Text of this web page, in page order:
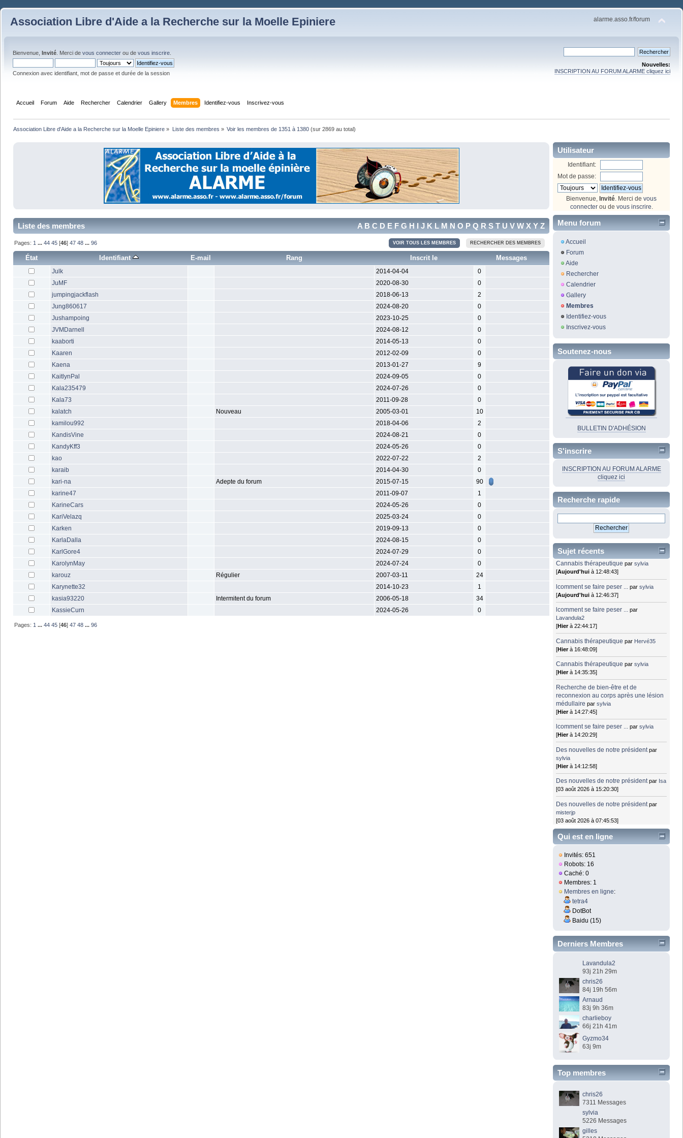
Association Libre d'Aide a la Recherche sur la Moelle Epiniere alarme.asso.fr/forum
Bienvenue, Invité . Merci de vous connecter ou de vous inscrire
Connexion avec identifiant, mot de passe et durée de la session
Nouvelles:
INSCRIPTION AU FORUM ALARME cliquez ici
Accueil Forum Aide Rechercher Calendrier Gallery Membres Identifiez-vous Inscrivez-vous
Association Libre d'Aide a la Recherche sur la Moelle Epiniere » Liste des membres » Voir les membres de 1351 à 1380(sur 2869 au total)
Liste des membres A B C D E F G H I J K L M N O P Q R S T U V W X Y Z
VOIR TOUS LES MEMBRES RECHERCHER DES MEMBRES
Pages: 1 ...44 45 [46]47 48 ...96
État Identifiant E-mail Rang Inscrit le Messages
Julk 2014-04-04
0
JuMF
2020-08-30
0
jumpingjackflash
2018-06-13
2
Jung860617
2024-08-20
0
Jushampoing
2023-10-25
0
JVMDarnell
2024-08-12
0
kaaborti
2014-05-13
0
Kaaren
2012-02-09
0
Kaena
2013-01-27
9
KaitlynPal
2024-09-05
0
Kala235479
2024-07-26
0
Kala73
2011-09-28
0
kalatch
Nouveau 2005-03-01
10
kamilou992
2018-04-06
2
KandisVine
2024-08-21
0
KandyKff3
2024-05-26
0
kao
2022-07-22
2
karaib
2014-04-30
0
kari-na
Adepte du forum 2015-07-15
90
karine47
2011-09-07
1
KarineCars
2024-05-26
0
KariVelazq
2025-03-24
0
Karken
2019-09-13
0
KarlaDalla
2024-08-15
0
KarlGore4
2024-07-29
0
KarolynMay
2024-07-24
0
karouz
Régulier 2007-03-11
24
Karynette32
2014-10-23
1
kasia93220
Intermitent du forum 2006-05-18
34
KassieCurn
2024-05-26 0
Pages: 1 ...44 45 [46]47 48 ...96
Utilisateur
Identifiant:
Mot de passe:
Bienvenue, Invité . Merci de vous
connecterou de vous inscrire
Menu forum
Accueil
Forum
Aide
Rechercher
Calendrier
Gallery
Membres
Identifiez-vous
Inscrivez-vous
Soutenez-nous
BULLETIN D'ADHÉSION
S'inscrire
INSCRIPTION AU FORUM ALARME
cliquez ici
Recherche rapide
Sujet récents
Cannabis thérapeutique parsylvia
[Aujourd'hui à 12:48:43]
lcomment se faire peser ... parsylvia
[Aujourd'hui à 12:46:37]
lcomment se faire peser ... par
Lavandula2
[Hierà 22:44:17]
Cannabis thérapeutique par Hervé35
[Hierà 16:48:09]
Cannabis thérapeutique parsylvia
[Hierà 14:35:35]
Recherche de bien-être et de
reconnexion au corps après une lésion
médullaire parsylvia
[Hierà 14:27:45]
lcomment se faire peser ... parsylvia
[Hierà 14:20:29]
Des nouvelles de notre président par
sylvia
[Hierà 14:12:58]
Des nouvelles de notre président par Isa
[03 août 2026 à 15:20:30]
Des nouvelles de notre président par
misterjp
[03 août 2026 à 07:45:53]
Qui est en ligne
Invités: 651
Robots: 16
Caché: 0
Membres: 1
Membres en ligne:
tetra4
DotBot
Baidu (15)
Derniers Membres
Lavandula2
93j 21h 29m
chris26
84j 19h 56m
Arnaud
83j 9h 36m
charlieboy
66j 21h 41m
Gyzmo34
63j 9m
Top membres
chris26
7311 Messages
sylvia
5226 Messages
gilles